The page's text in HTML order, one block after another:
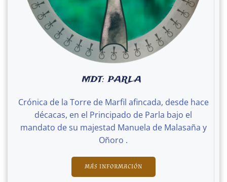
MDT: PARLA
Crónica de la Torre de Marfil afincada, desde hace
décacas, en el Principado de Parla bajo el
mandato de su majestad Manuela de Malasaña y
Oñoro .
MÁS INFORMACIÓN